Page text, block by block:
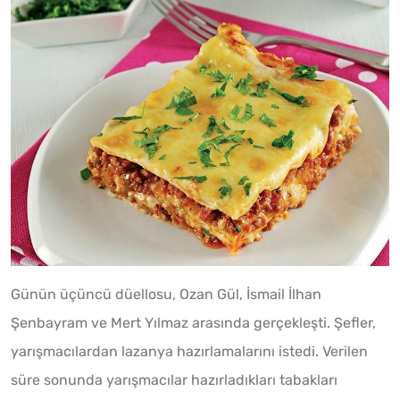
Günün üçüncü düellosu, Ozan Gül, İsmail İlhan
Şenbayram ve Mert Yılmaz arasında gerçekleşti. Şefler,
yarışmacılardan lazanya hazırlamalarını istedi. Verilen
süre sonunda yarışmacılar hazırladıkları tabakları